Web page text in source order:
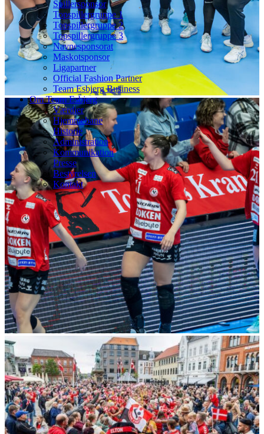
Spillersponsor
Topspillergruppe 1
Topspillergruppe 2
Topspillergruppe 3
Navnesponsorat
Maskotsponsor
Ligapartner
Official Fashion Partner
Team Esbjerg Business
Om Team Esbjerg
Værdier
Hjemmebane
Historie
Administration
Kommunikation
Presse
Bestyrelsen
Kontakt